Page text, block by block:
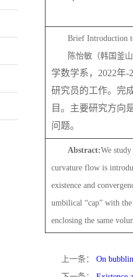
Brief Introduction
陈怡敏（韩国釜
学数学系， 2022年-
研究员的工作。完
目。主要研究方向
问题。
Abstract:We
curvature flow is
existence and
umbilical “cap” with
enclosing the same
上一条： On